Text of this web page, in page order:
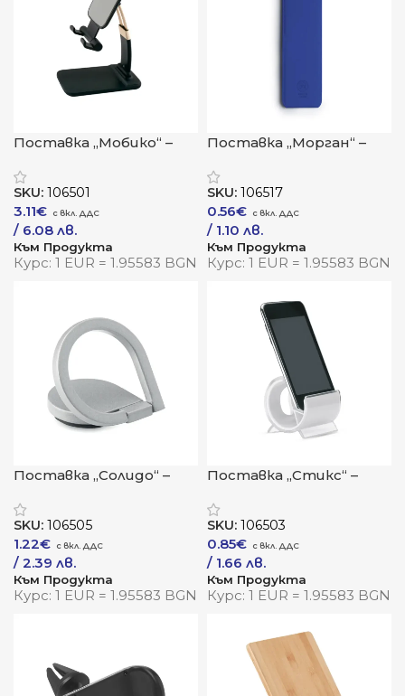
Поставка „Мобико“ –
природна естетика
SKU: 106501
3.11€
/ 6.08 лв.
Към Продукта
Курс: 1 EUR = 1.95583 BGN
Поставка „Морган“ –
устойчиво сърце
SKU: 106517
0.56€
/ 1.10 лв.
Към Продукта
Курс: 1 EUR = 1.95583 BGN
Поставка „Солидо“ –
метален акцент
SKU: 106505
1.22€
/ 2.39 лв.
Към Продукта
Курс: 1 EUR = 1.95583 BGN
Поставка „Стикс“ –
стабилност с
прозрачен стил
SKU: 106503
0.85€
/ 1.66 лв.
Към Продукта
Курс: 1 EUR = 1.95583 BGN